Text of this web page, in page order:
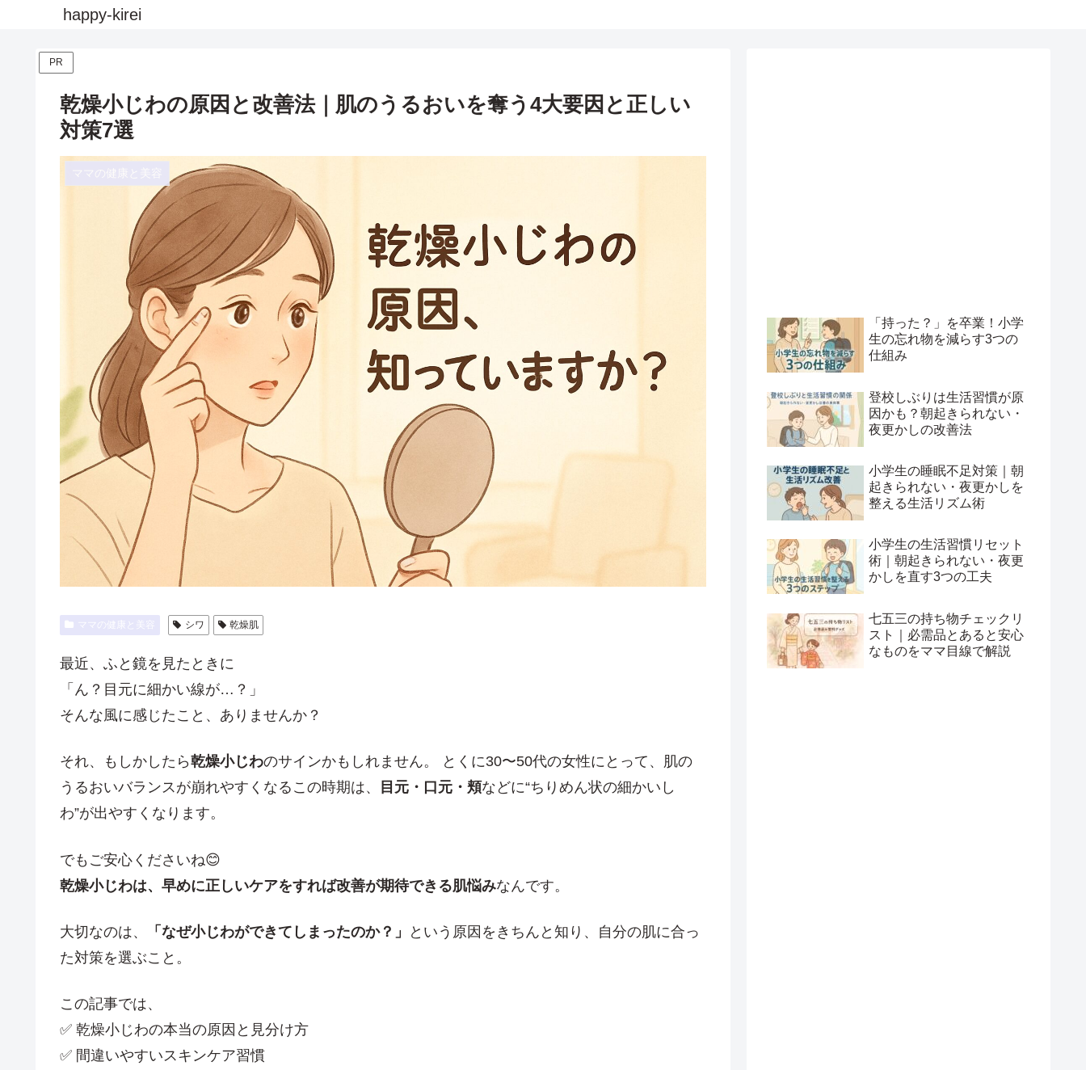
happy-kirei
PR
乾燥小じわの原因と改善法｜肌のうるおいを奪う4大要因と正しい
対策7選
ママの健康と美容 シワ 乾燥肌
最近、ふと鏡を見たときに
「ん？目元に細かい線が…？」
そんな風に感じたこと、ありませんか？
それ、もしかしたら乾燥小じわのサインかもしれません。 とくに30〜50代の女性にとって、肌の
うるおいバランスが崩れやすくなるこの時期は、
目元・口元・頬などに“ちりめん状の細かいし
わ”が出やすくなります。
でもご安心くださいね😊
乾燥小じわは、早めに正しいケアをすれば改善が期待できる肌悩みなんです。
大切なのは、 「なぜ小じわができてしまったのか？」
という原因をきちんと知り、自分の肌に合っ
た対策を選ぶこと。
この記事では、
✅ 乾燥小じわの本当の原因と見分け方
✅ 間違いやすいスキンケア習慣
「持った？」を卒業！小学
生の忘れ物を減らす3つの
仕組み
登校しぶりは生活習慣が原
因かも？朝起きられない・
夜更かしの改善法
小学生の睡眠不足対策｜朝
起きられない・夜更かしを
整える生活リズム術
小学生の生活習慣リセット
術｜朝起きられない・夜更
かしを直す3つの工夫
七五三の持ち物チェックリ
スト｜必需品とあると安心
なものをママ目線で解説